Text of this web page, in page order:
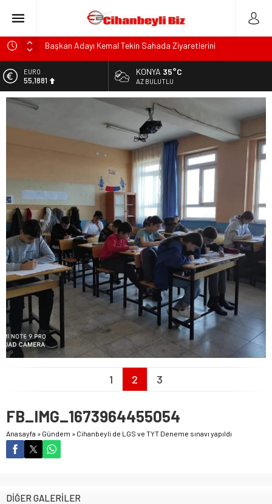
Başkan Adayı Kemal Tekin Sahada Ziyaretlerini
Konyalı Çiftci Feci şekilde Can Verdi
Konya’da araçta oksijen tüpünün patlaması sonucu hayatını
kaybeden biri bebek 2 kişi ile yaralanan 2 kişinin kimlikleri
KULU’DA HAFİF TİCARİ ARAÇ TAKLA ATTI: 2’Sİ ÇOCUK, 3
Trafik Kazasinda Yaralanmıştı, Tedavi gördüğü Hastanede
Hayatını Kaybetti
EURO
55,1881
ALTIN
6.660,55
BİST
KONYA 35°C
AZ BULUTLU
1 2 3
FB_IMG_1673964455054
Anasayfa » Gündem » Cihanbeyli de LGS ve TYT Deneme sınavı yapıldı
DİĞER GALERİLER